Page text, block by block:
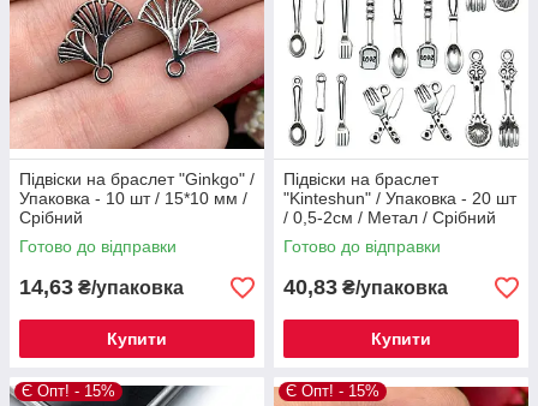
Підвіски на браслет "Ginkgo" /
Упаковка - 10 шт / 15*10 мм /
Срібний
Готово до відправки
14,63 ₴/упаковка
Купити
Підвіски на браслет
"Kinteshun" / Упаковка - 20 шт
/ 0,5-2см / Метал / Срібний
Готово до відправки
40,83 ₴/упаковка
Купити
Є Опт! - 15% Є Опт! - 15%